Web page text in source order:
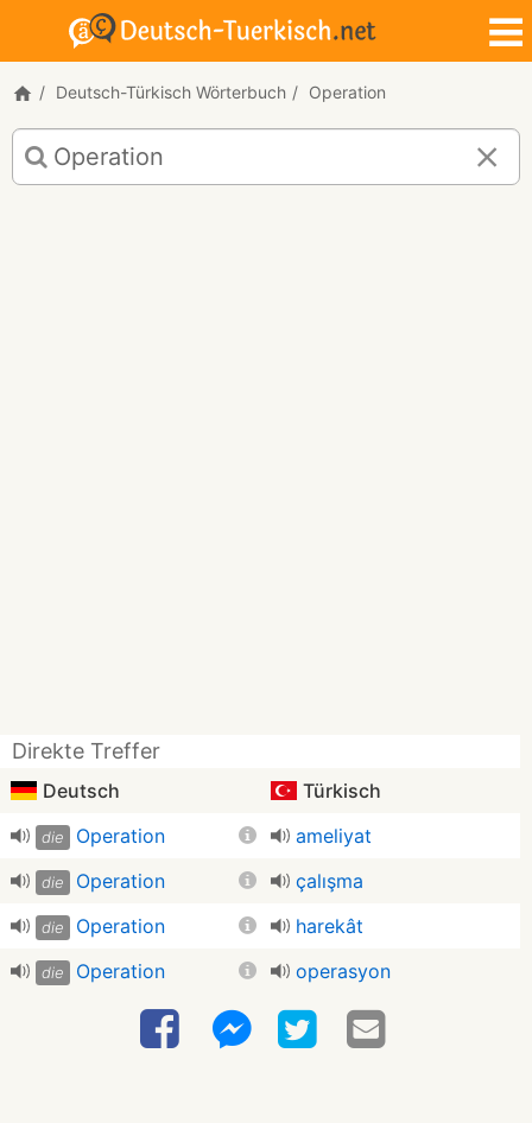
Deutsch-Türkisch Wörterbuch Operation
Deutsch-
Türkisch
Übersetzung
Direkte Treffer
Deutsch Türkisch
die Operation ameliyat
die Operation çalışma
die Operation harekât
die Operation operasyon